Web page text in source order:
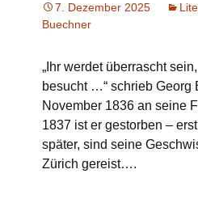
7. Dezember 2025
Buechner
„Ihr werdet überrascht
besucht …“ schrieb Georg
November 1836 an seine
1837 ist er gestorben –
später, sind seine
Zürich gereist….